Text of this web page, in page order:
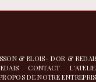
& BLOIS- DOR &
CONTACT
DE NOTRE